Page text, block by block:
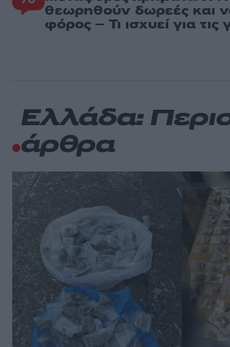
θεωρηθούν δωρεές και
φόρος – Τι ισχυεί για
Ελλάδα:
άρθρα